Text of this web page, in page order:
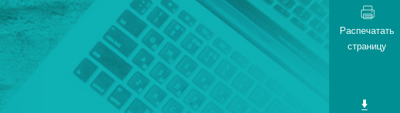
Распечатать
страницу